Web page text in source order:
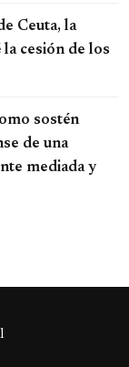
Ceuta, la
cesión de los
sostén
de una
mediada y